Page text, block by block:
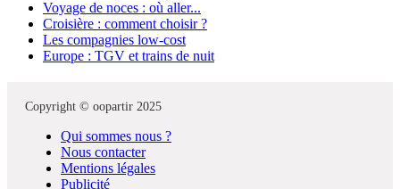
Voyage de noces : où aller...
Croisière : comment choisir ?
Les compagnies low-cost
Europe : TGV et trains de nuit
Copyright © oopartir 2025
Qui sommes nous ?
Nous contacter
Mentions légales
Publicité